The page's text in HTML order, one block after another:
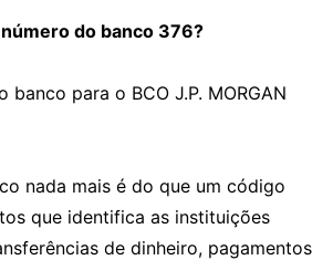
do banco 376?
para o BCO J.P. MORGAN
nada mais é do que um código
que identifica as instituições
de dinheiro, pagamentos